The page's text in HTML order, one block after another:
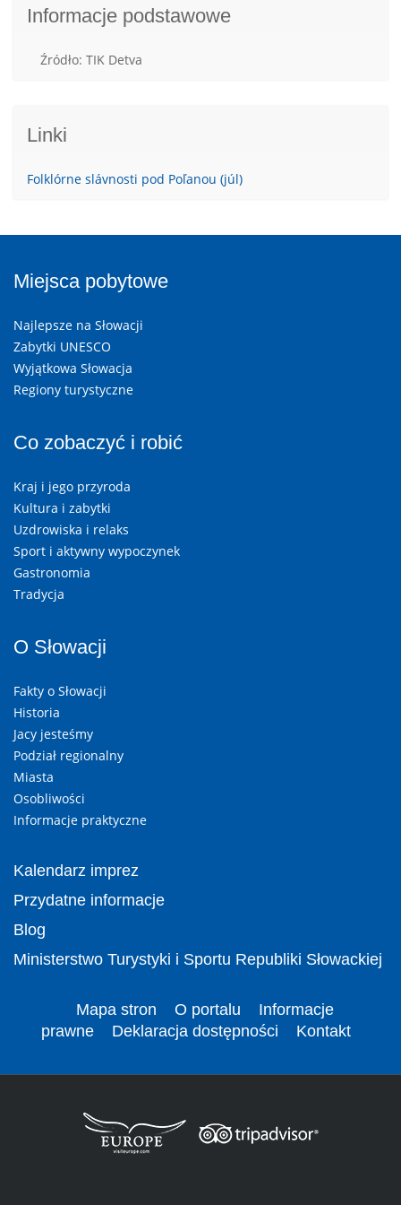
Informacje podstawowe
Źródło: TIK Detva
Linki
Folklórne slávnosti pod Poľanou (júl)
Miejsca pobytowe
Najlepsze na Słowacji
Zabytki UNESCO
Wyjątkowa Słowacja
Regiony turystyczne
Co zobaczyć i robić
Kraj i jego przyroda
Kultura i zabytki
Uzdrowiska i relaks
Sport i aktywny wypoczynek
Gastronomia
Tradycja
O Słowacji
Fakty o Słowacji
Historia
Jacy jesteśmy
Podział regionalny
Miasta
Osobliwości
Informacje praktyczne
Kalendarz imprez
Przydatne informacje
Blog
Ministerstwo Turystyki i Sportu Republiki Słowackiej
Mapa stron O portalu
Informacje
prawne
Deklaracja dostępności Kontakt